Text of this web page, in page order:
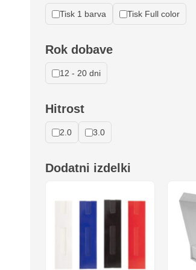
Tisk 1 barva Tisk Full color
Rok dobave
12 - 20 dni
Hitrost
2.0 3.0
Dodatni izdelki